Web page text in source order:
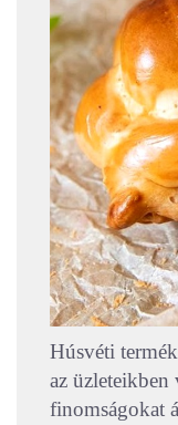
Húsvéti
az
finomságokat